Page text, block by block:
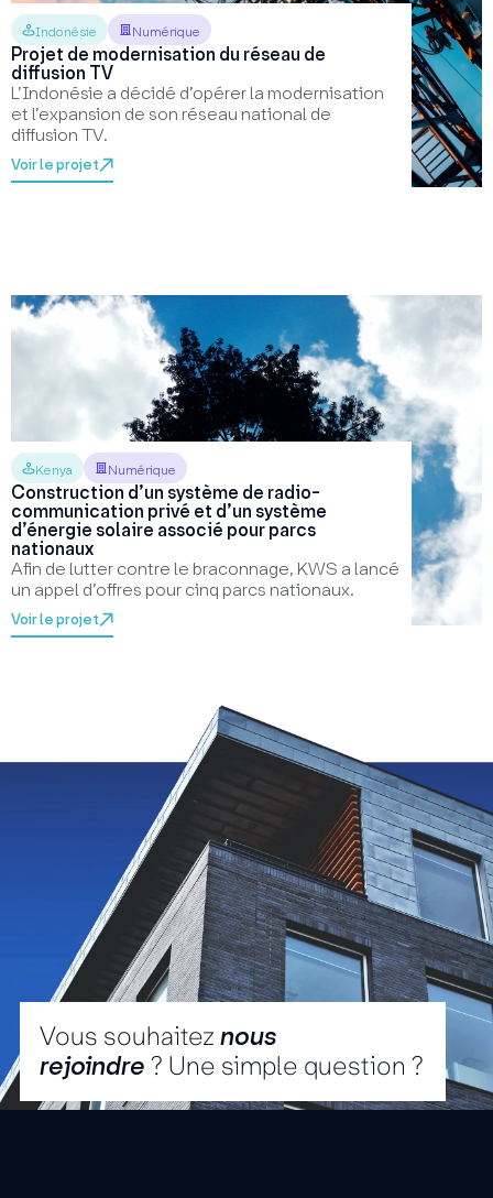
Indonésie Numérique
Projet de modernisation du réseau de
diffusion TV
L’Indonésie a décidé d’opérer la modernisation
et l’expansion de son réseau national de
diffusion TV.
Voir le projet
Kenya Numérique
Construction d’un système de radio-
communication privé et d’un système
d’énergie solaire associé pour parcs
nationaux
Afin de lutter contre le braconnage, KWS a lancé
un appel d’offres pour cinq parcs nationaux.
Voir le projet
Vous souhaitez nous
rejoindre ? Une simple question ?